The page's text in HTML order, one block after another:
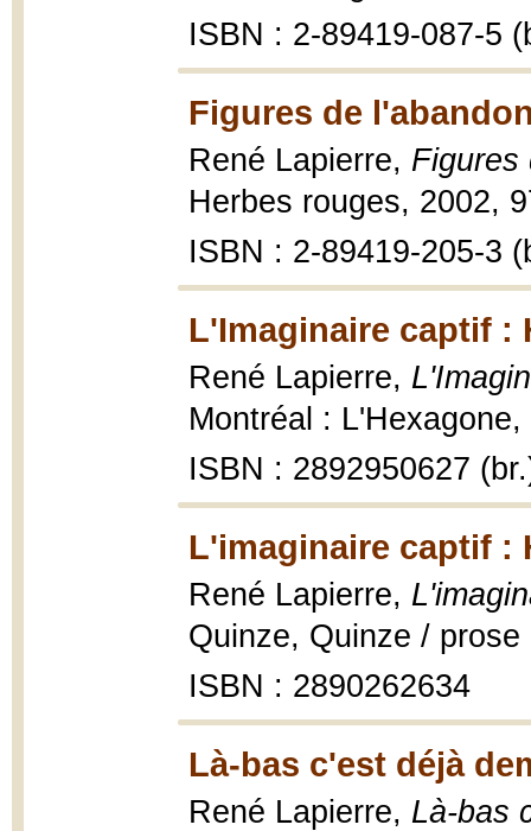
ISBN : 2-89419-087-5
Figures de
René Lapierre, Figures
Herbes rouges, 2002,
ISBN : 2-89419-205-3
L'Imaginaire captif :
René Lapierre,
Montréal :
ISBN : 2892950627
L'imaginaire captif :
René Lapierre,
Quinze, Quinze /
ISBN : 2890262634
Là-bas c'est déjà
René Lapierre, Là-bas